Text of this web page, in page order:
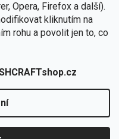
Opera, Firefox a další).
kliknutím na
rohu a povolit jen to, co
s
. Všechna práva
cookies